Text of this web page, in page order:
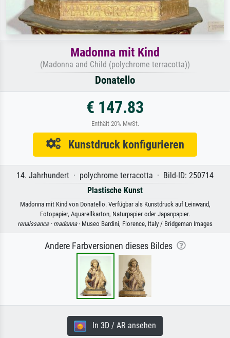
Madonna mit Kind
(Madonna and Child (polychrome terracotta))
Donatello
€ 147.83
Enthält 20% MwSt.
Kunstdruck konfigurieren
14. Jahrhundert · polychrome terracotta · Bild-ID: 250714
Plastische Kunst
Madonna mit Kind von Donatello. Verfügbar als Kunstdruck auf Leinwand,
Fotopapier, Aquarellkarton, Naturpapier oder Japanpapier.
renaissance · madonna· Museo Bardini, Florence, Italy / Bridgeman Images
Andere Farbversionen dieses Bildes
In 3D / AR ansehen